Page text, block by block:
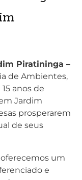
Piratininga –
de Ambientes,
anos de
Jardim
prosperarem
de seus
um
e